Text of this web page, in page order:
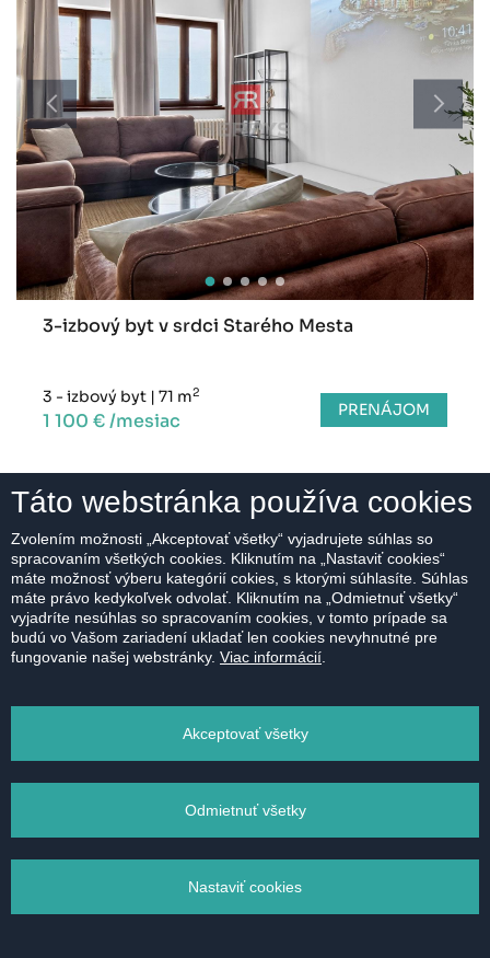
3-izbový byt v srdci Starého Mesta
3 - izbový byt | 71 m2
1 100 € /mesiac PRENÁJOM
Táto webstránka používa cookies
Zvolením možnosti „Akceptovať všetky“ vyjadrujete súhlas so
spracovaním všetkých cookies. Kliknutím na „Nastaviť cookies“
máte možnosť výberu kategórií cokies, s ktorými súhlasíte. Súhlas
máte právo kedykoľvek odvolať. Kliknutím na „Odmietnuť všetky“
vyjadríte nesúhlas so spracovaním cookies, v tomto prípade sa
budú vo Vašom zariadení ukladať len cookies nevyhnutné pre
fungovanie našej webstránky. Viac informácií
Akceptovať všetky
Odmietnuť všetky
Nastaviť cookies